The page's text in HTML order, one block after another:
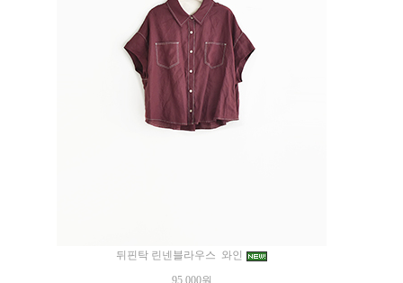
뒤핀탁 린넨블라우스 와인
95,000원